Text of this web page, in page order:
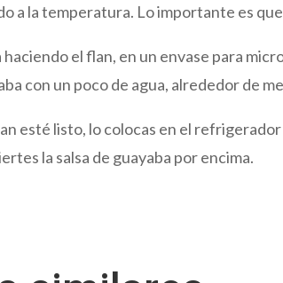
a la temperatura. Lo importante es
el flan, en un envase para
con un poco de agua, alrededor de
esté listo, lo colocas en el
la salsa de guayaba por encima.